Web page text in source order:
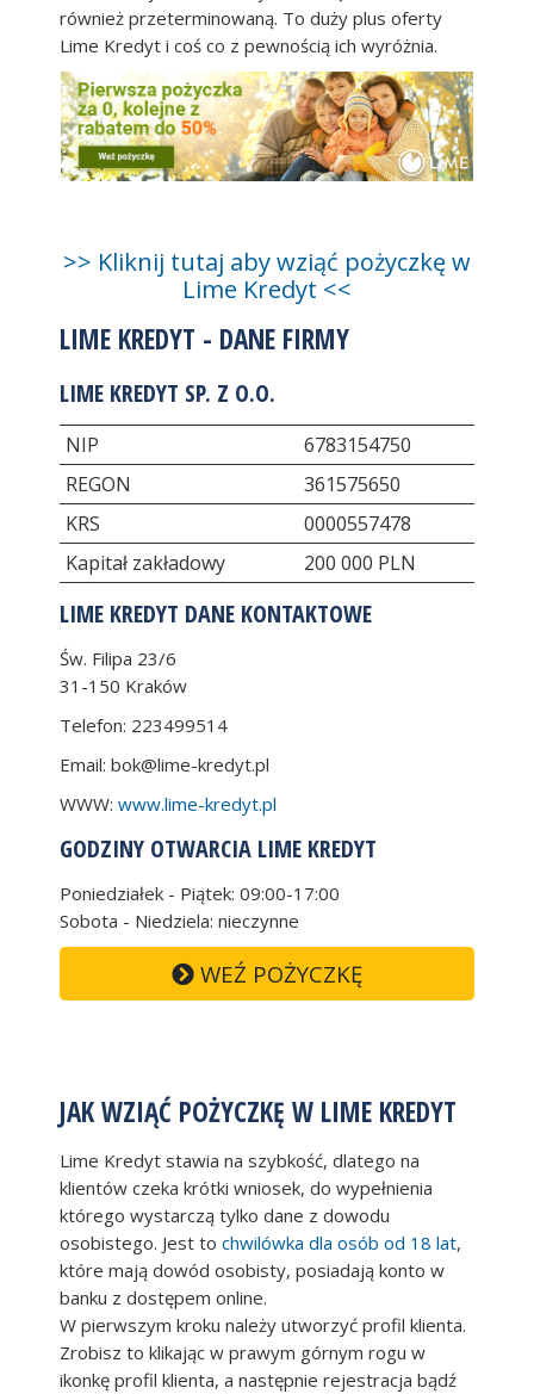
również przeterminowaną. To duży plus oferty
Lime Kredyt i coś co z pewnością ich wyróżnia.
>> Kliknij tutaj aby wziąć pożyczkę w
Lime Kredyt <<
LIME KREDYT - DANE FIRMY
LIME KREDYT SP. Z O.O.
NIP
6783154750
REGON
361575650
KRS
0000557478
Kapitał zakładowy
200 000 PLN
LIME KREDYT DANE KONTAKTOWE
Św. Filipa 23/6
31-150 Kraków
Telefon: 223499514
Email: bok@lime-kredyt.pl
WWW: www.lime-kredyt.pl
GODZINY OTWARCIA LIME KREDYT
Poniedziałek - Piątek: 09:00-17:00
Sobota - Niedziela: nieczynne
WEŹ POŻYCZKĘ
JAK WZIĄĆ POŻYCZKĘ W LIME KREDYT
Lime Kredyt stawia na szybkość, dlatego na
klientów czeka krótki wniosek, do wypełnienia
którego wystarczą tylko dane z dowodu
osobistego. Jest to chwilówka dla osób od 18 lat,
które mają dowód osobisty, posiadają konto w
banku z dostępem online.
W pierwszym kroku należy utworzyć profil klienta.
Zrobisz to klikając w prawym górnym rogu w
ikonkę profil klienta, a następnie rejestracja bądź